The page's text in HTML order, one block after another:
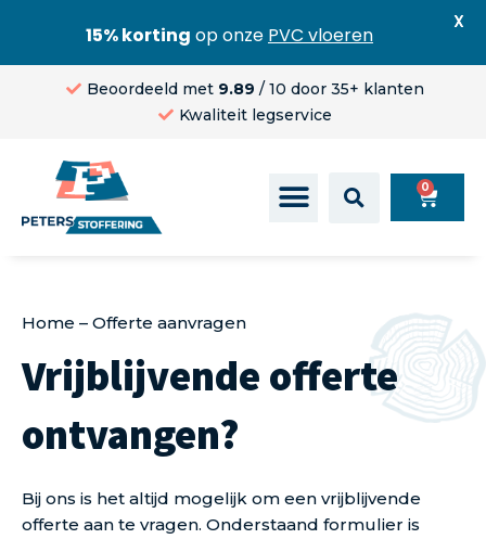
Beoordeeld met 9.89 / 10 door 35+ klanten
Kwaliteit legservice
0
Home – Offerte aanvragen
Vrijblijvende offerte
ontvangen?
Bij ons is het altijd mogelijk om een vrijblijvende
offerte aan te vragen. Onderstaand formulier is
15% korting op onze PVC vloeren
X